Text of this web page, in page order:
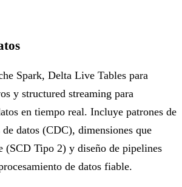
Spark, Delta Live Tables para
y structured streaming para
en tiempo real. Incluye patrones de
datos (CDC), dimensiones que
(SCD Tipo 2) y diseño de pipelines
de datos fiable.